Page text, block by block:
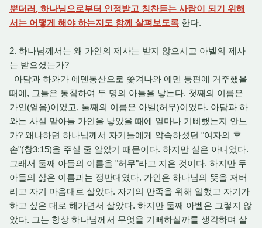
뿐더러, 하나님으로부터 인정받고 칭찬듣는 사람이 되기 위해
서는 어떻게 해야 하는지도 함께 살펴보도록 한다.
2. 하나님께서는 왜 가인의 제사는 받지 않으시고 아벨의 제사
는 받으셨는가?
아담과 하와가 에덴동산으로 쫓겨나와 에덴 동편에 거주했을
때에, 그들은 동침하여 두 명의 아들을 낳는다. 첫째의 이름은
가인(얻음)이었고, 둘째의 이름은 아벨(허무)이었다. 아담과 하
와는 사실 맏아들 가인을 낳았을 때에 얼마나 기뻐했는지 안느
가? 왜냐하면 하나님께서 자기들에게 약속하셨던 "여자의 후
손"(창3:15)을 주실 줄 알았기 때문이다. 하지만 실은 아니었다.
그래서 둘째 아들의 이름을 "허무"라고 지은 것이다. 하지만 두
아들의 삶은 이름과는 정반대였다. 가인은 하나님의 뜻을 저버
리고 자기 마음대로 살았다. 자기의 만족을 위해 일했고 자기가
하고 싶은 대로 해가면서 살았다. 하지만 둘째 아벨은 그렇지 않
았다. 그는 항상 하나님께서 무엇을 기뻐하실까를 생각하며 살